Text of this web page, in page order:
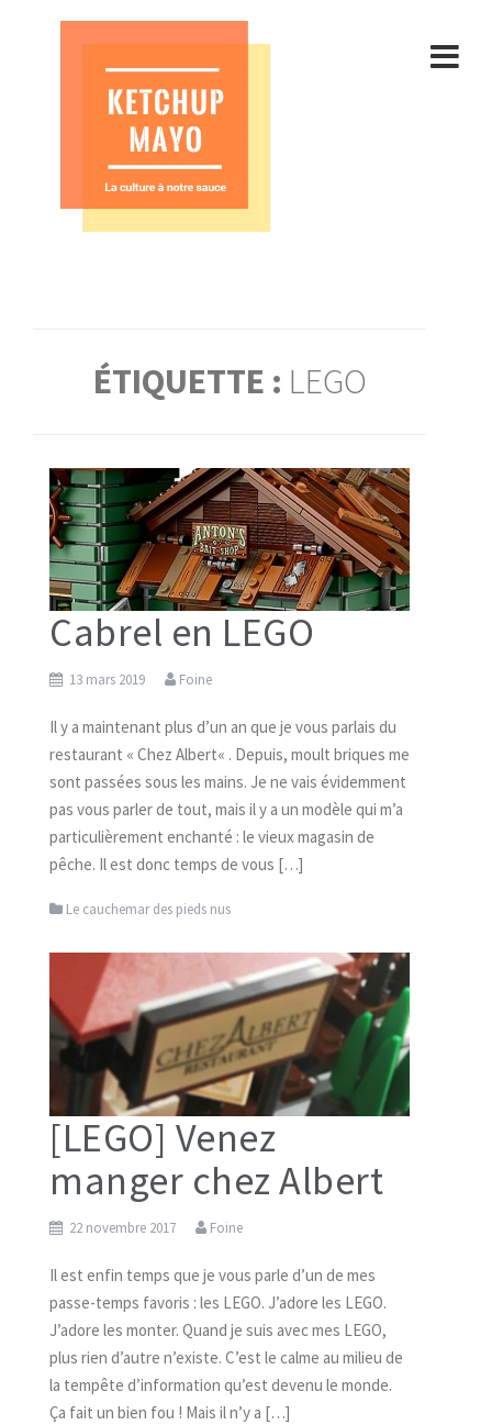
ÉTIQUETTE : LEGO
Cabrel en LEGO
13 mars 2019 Foine
Il y a maintenant plus d’un an que je vous parlais du
restaurant « Chez Albert« . Depuis, moult briques me
sont passées sous les mains. Je ne vais évidemment
pas vous parler de tout, mais il y a un modèle qui m’a
particulièrement enchanté : le vieux magasin de
pêche. Il est donc temps de vous […]
Le cauchemar des pieds nus
[LEGO] Venez
manger chez Albert
22 novembre 2017 Foine
Il est enfin temps que je vous parle d’un de mes
passe-temps favoris : les LEGO. J’adore les LEGO.
J’adore les monter. Quand je suis avec mes LEGO,
plus rien d’autre n’existe. C’est le calme au milieu de
la tempête d’information qu’est devenu le monde.
Ça fait un bien fou ! Mais il n’y a […]